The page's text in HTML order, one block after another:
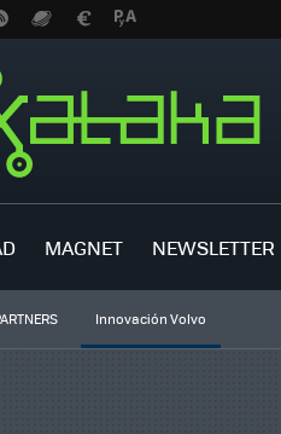
MAGNET NEWSLETTER
Innovación Volvo